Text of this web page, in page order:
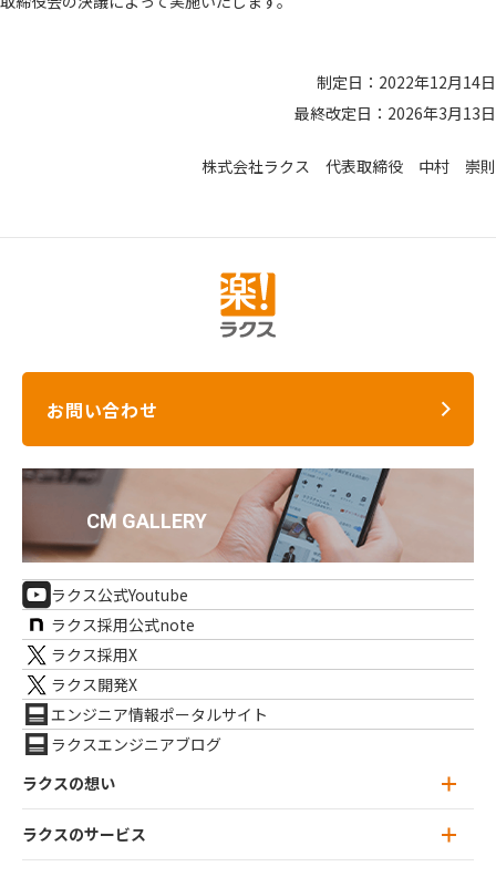
制定日：2022年12月14日
最終改定日：2026年3月13日
株式会社ラクス 代表取締役 中村 崇則
お問い合わせ
ラクス公式Youtube
ラクス採用公式note
ラクス採用X
ラクス開発X
エンジニア情報ポータルサイト
ラクスエンジニアブログ
ラクスの想い
ラクスの想い トップ
ラクスのサービス